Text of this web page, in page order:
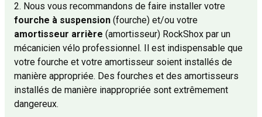
2. Nous vous recommandons de faire installer votre
fourche à suspension (fourche) et/ou votre
amortisseur arrière (amortisseur) RockShox par un
mécanicien vélo professionnel. Il est indispensable que
votre fourche et votre amortisseur soient installés de
manière appropriée. Des fourches et des amortisseurs
installés de manière inappropriée sont extrêmement
dangereux.